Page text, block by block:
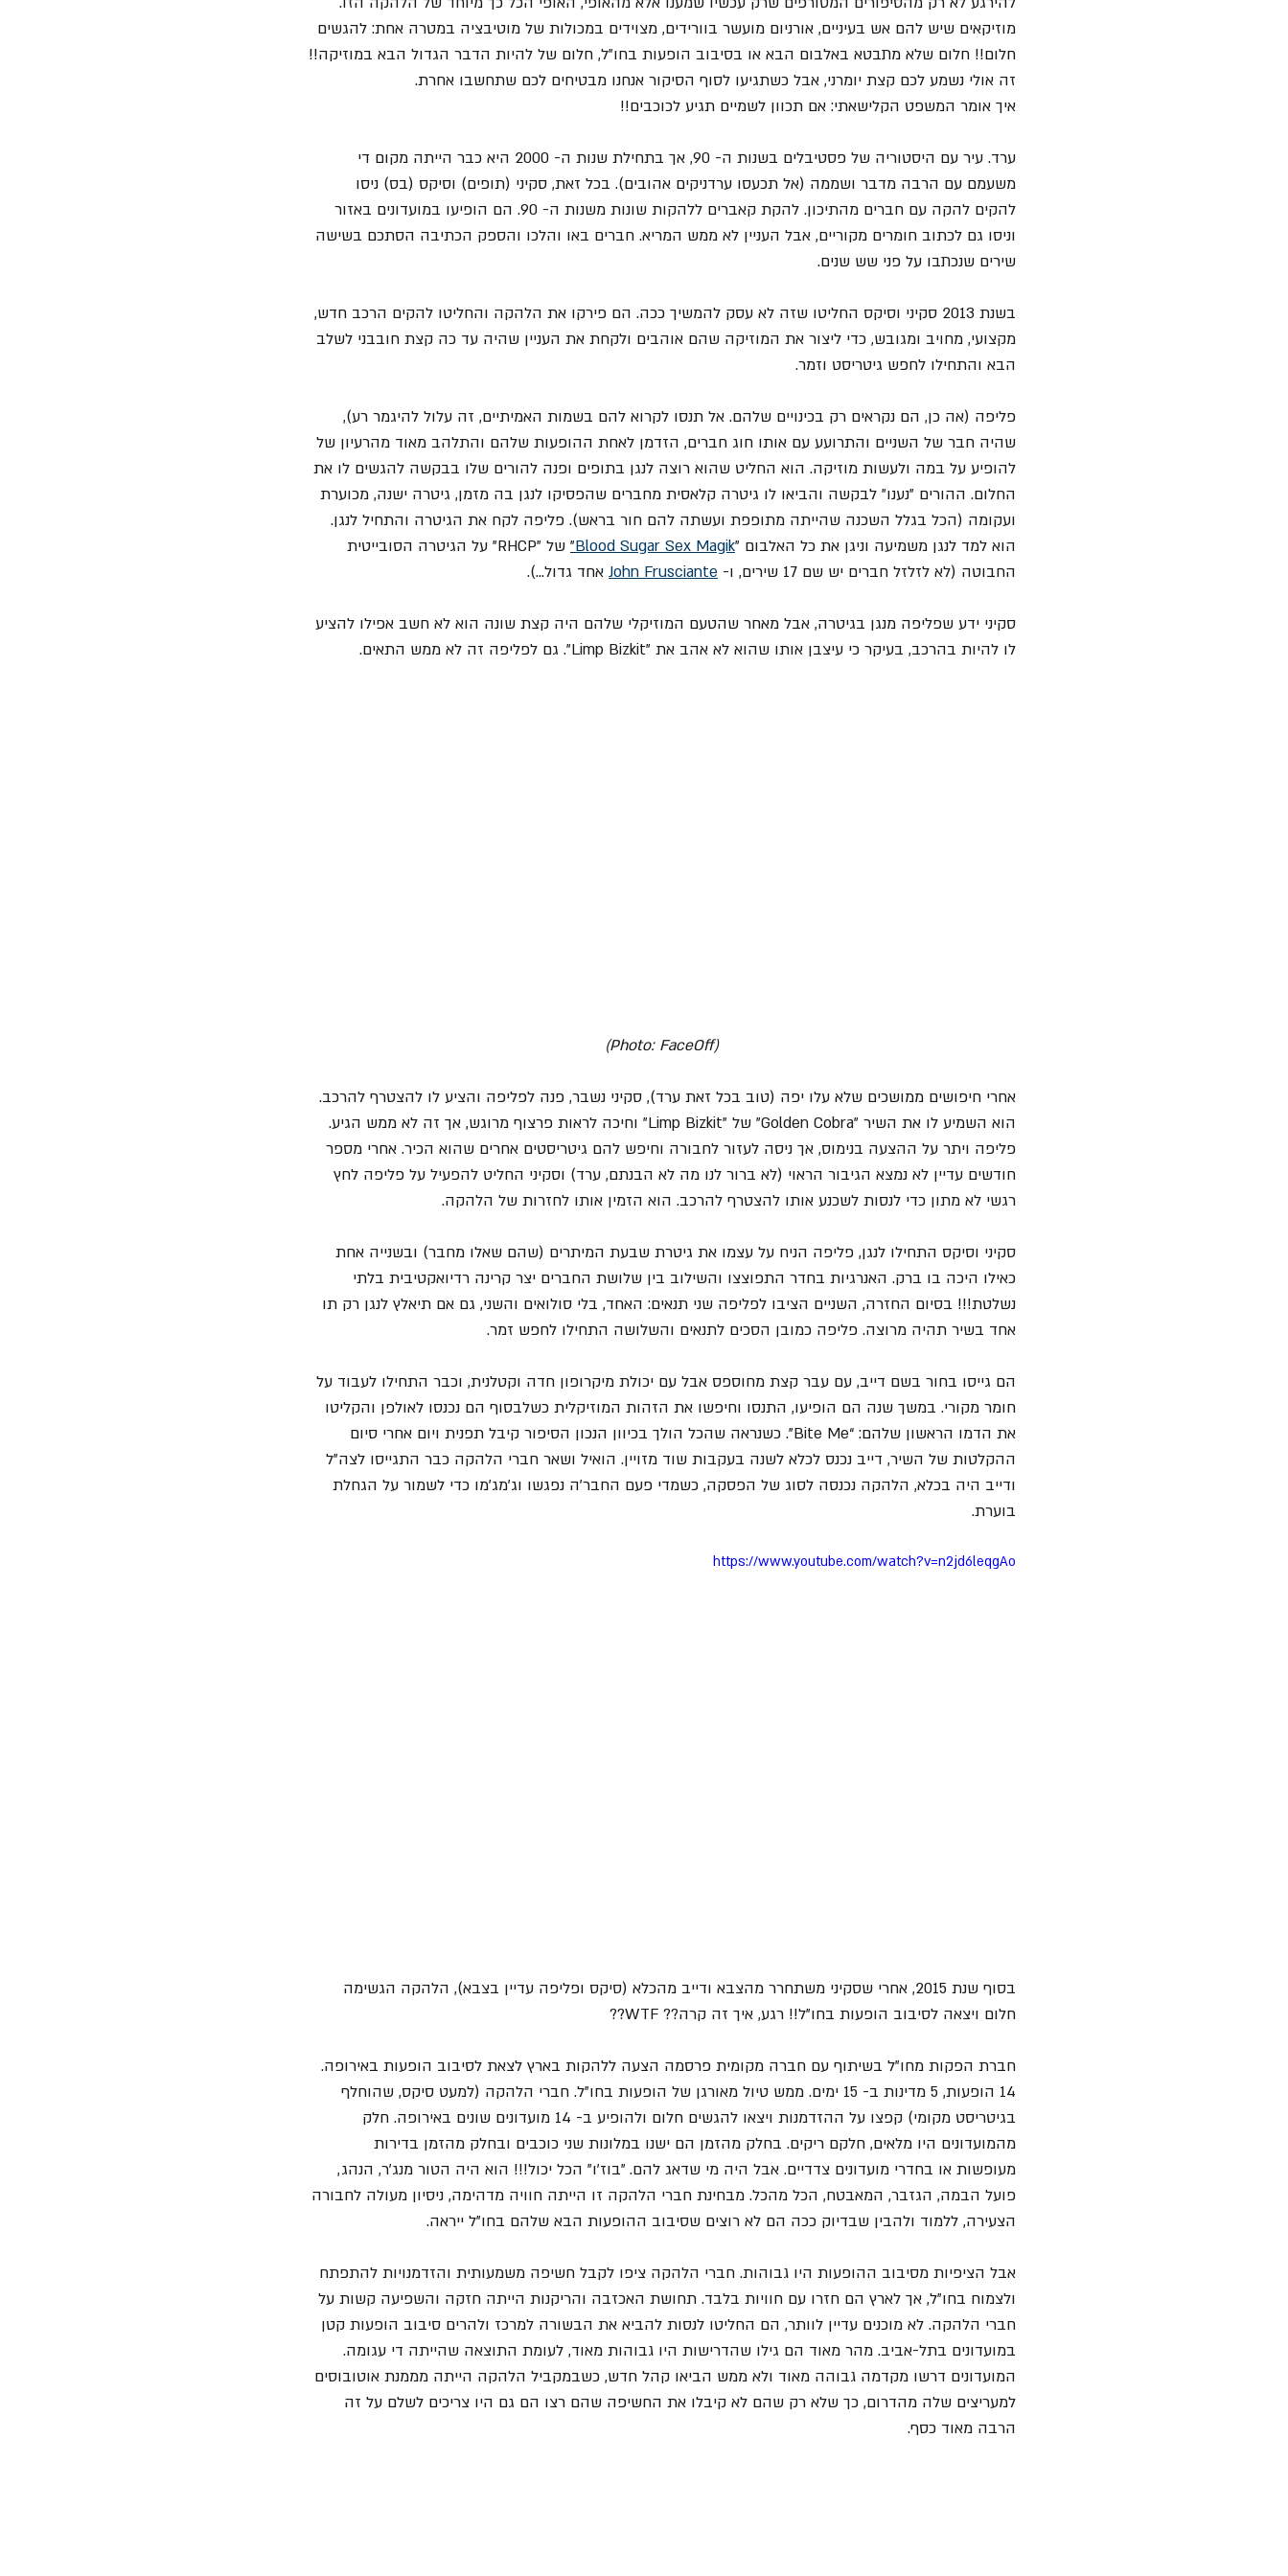
מוזיקאים שיש להם אש בעיניים, אורניום מועשר בוורידים, מצוידים במכולות של מוטיבציה במטרה אחת: להגשים
חלום!! חלום שלא מתבטא באלבום הבא או בסיבוב הופעות בחו"ל, חלום של להיות הדבר הגדול הבא במוזיקה!!
זה אולי נשמע לכם קצת יומרני, אבל כשתגיעו לסוף הסיקור אנחנו מבטיחים לכם שתחשבו אחרת.
איך אומר המשפט הקלישאתי: אם תכוון לשמיים תגיע לכוכבים!!
ערד. עיר עם היסטוריה של פסטיבלים בשנות ה- 90, אך בתחילת שנות ה- 2000 היא כבר הייתה מקום די
משעמם עם הרבה מדבר ושממה (אל תכעסו ערדניקים אהובים). בכל זאת, סקיני (תופים) וסיקס (בס) ניסו
להקים להקה עם חברים מהתיכון. להקת קאברים ללהקות שונות משנות ה- 90. הם הופיעו במועדונים באזור
וניסו גם לכתוב חומרים מקוריים, אבל העניין לא ממש המריא. חברים באו והלכו והספק הכתיבה הסתכם בשישה
שירים שנכתבו על פני שש שנים.
בשנת 2013 סקיני וסיקס החליטו שזה לא עסק להמשיך ככה. הם פירקו את הלהקה והחליטו להקים הרכב חדש,
מקצועי, מחויב ומגובש, כדי ליצור את המוזיקה שהם אוהבים ולקחת את העניין שהיה עד כה קצת חובבני לשלב
הבא והתחילו לחפש גיטריסט וזמר.
פליפה (אה כן, הם נקראים רק בכינויים שלהם. אל תנסו לקרוא להם בשמות האמיתיים, זה עלול להיגמר רע),
שהיה חבר של השניים והתרועע עם אותו חוג חברים, הזדמן לאחת ההופעות שלהם והתלהב מאוד מהרעיון של
להופיע על במה ולעשות מוזיקה. הוא החליט שהוא רוצה לנגן בתופים ופנה להורים שלו בבקשה להגשים לו את
החלום. ההורים "נענו" לבקשה והביאו לו גיטרה קלאסית מחברים שהפסיקו לנגן בה מזמן, גיטרה ישנה, מכוערת
ועקומה (הכל בגלל השכנה שהייתה מתופפת ועשתה להם חור בראש). פליפה לקח את הגיטרה והתחיל לנגן.
הוא למד לנגן משמיעה וניגן את כל האלבום "Blood Sugar Sex Magik
"
של "RHCP" על הגיטרה הסובייטית
החבוטה (לא לזלזל חברים יש שם 17 שירים, ו-
John Frusciante אחד גדול...).
סקיני ידע שפליפה מנגן בגיטרה, אבל מאחר שהטעם המוזיקלי שלהם היה קצת שונה הוא לא חשב אפילו להציע
לו להיות בהרכב, בעיקר כי עיצבן אותו שהוא לא אהב את "Limp Bizkit". גם לפליפה זה לא ממש התאים.
(Photo: FaceOff)
אחרי חיפושים ממושכים שלא עלו יפה (טוב בכל זאת ערד), סקיני נשבר, פנה לפליפה והציע לו להצטרף להרכב.
הוא השמיע לו את השיר "Golden Cobra" של "Limp Bizkit" וחיכה לראות פרצוף מרוגש, אך זה לא ממש הגיע.
פליפה ויתר על ההצעה בנימוס, אך ניסה לעזור לחבורה וחיפש להם גיטריסטים אחרים שהוא הכיר. אחרי מספר
חודשים עדיין לא נמצא הגיבור הראוי (לא ברור לנו מה לא הבנתם, ערד) וסקיני החליט להפעיל על פליפה לחץ
רגשי לא מתון כדי לנסות לשכנע אותו להצטרף להרכב. הוא הזמין אותו לחזרות של הלהקה.
סקיני וסיקס התחילו לנגן, פליפה הניח על עצמו את גיטרת שבעת המיתרים (שהם שאלו מחבר) ובשנייה אחת
כאילו היכה בו ברק. האנרגיות בחדר התפוצצו והשילוב בין שלושת החברים יצר קרינה רדיואקטיבית בלתי
נשלטת!!! בסיום החזרה, השניים הציבו לפליפה שני תנאים: האחד, בלי סולואים והשני, גם אם תיאלץ לנגן רק תו
אחד בשיר תהיה מרוצה. פליפה כמובן הסכים לתנאים והשלושה התחילו לחפש זמר.
הם גייסו בחור בשם דייב, עם עבר קצת מחוספס אבל עם יכולת מיקרופון חדה וקטלנית, וכבר התחילו לעבוד על
חומר מקורי. במשך שנה הם הופיעו, התנסו וחיפשו את הזהות המוזיקלית כשלבסוף הם נכנסו לאולפן והקליטו
את הדמו הראשון שלהם: “Bite Me”. כשנראה שהכל הולך בכיוון הנכון הסיפור קיבל תפנית ויום אחרי סיום
ההקלטות של השיר, דייב נכנס לכלא לשנה בעקבות שוד מזויין. הואיל ושאר חברי הלהקה כבר התגייסו לצה"ל
ודייב היה בכלא, הלהקה נכנסה לסוג של הפסקה, כשמדי פעם החבר'ה נפגשו וג'מג'מו כדי לשמור על הגחלת
בוערת.
https://www.youtube.com/watch?v=n2jd6leqgAo
בסוף שנת 2015, אחרי שסקיני משתחרר מהצבא ודייב מהכלא (סיקס ופליפה עדיין בצבא), הלהקה הגשימה
חלום ויצאה לסיבוב הופעות בחו"ל!! רגע, איך זה קרה?? WTF??
חברת הפקות מחו"ל בשיתוף עם חברה מקומית פרסמה הצעה ללהקות בארץ לצאת לסיבוב הופעות באירופה.
14 הופעות, 5 מדינות ב- 15 ימים. ממש טיול מאורגן של הופעות בחו"ל. חברי הלהקה (למעט סיקס, שהוחלף
בגיטריסט מקומי) קפצו על ההזדמנות ויצאו להגשים חלום ולהופיע ב- 14 מועדונים שונים באירופה. חלק
מהמועדונים היו מלאים, חלקם ריקים. בחלק מהזמן הם ישנו במלונות שני כוכבים ובחלק מהזמן בדירות
מעופשות או בחדרי מועדונים צדדיים. אבל היה מי שדאג להם. "בוז'ו" הכל יכול!!! הוא היה הטור מנג'ר, הנהג,
פועל הבמה, הגזבר, המאבטח, הכל מהכל. מבחינת חברי הלהקה זו הייתה חוויה מדהימה, ניסיון מעולה לחבורה
הצעירה, ללמוד ולהבין שבדיוק ככה הם לא רוצים שסיבוב ההופעות הבא שלהם בחו"ל ייראה.
אבל הציפיות מסיבוב ההופעות היו גבוהות. חברי הלהקה ציפו לקבל חשיפה משמעותית והזדמנויות להתפתח
ולצמוח בחו"ל, אך לארץ הם חזרו עם חוויות בלבד. תחושת האכזבה והריקנות הייתה חזקה והשפיעה קשות על
חברי הלהקה. לא מוכנים עדיין לוותר, הם החליטו לנסות להביא את הבשורה למרכז ולהרים סיבוב הופעות קטן
במועדונים בתל-אביב. מהר מאוד הם גילו שהדרישות היו גבוהות מאוד, לעומת התוצאה שהייתה די עגומה.
המועדונים דרשו מקדמה גבוהה מאוד ולא ממש הביאו קהל חדש, כשבמקביל הלהקה הייתה מממנת אוטובוסים
למעריצים שלה מהדרום, כך שלא רק שהם לא קיבלו את החשיפה שהם רצו הם גם היו צריכים לשלם על זה
הרבה מאוד כסף.